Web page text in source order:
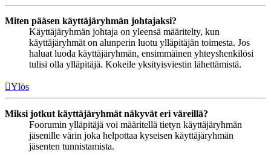
Miten pääsen käyttäjäryhmän johtajaksi?
Käyttäjäryhmän johtaja on yleensä määritelty, kun
käyttäjäryhmät on alunperin luotu ylläpitäjän toimesta. Jos
haluat luoda käyttäjäryhmän, ensimmäinen yhteyshenkilösi
tulisi olla ylläpitäjä. Kokeile yksityisviestin lähettämistä.
Ylös
Miksi jotkut käyttäjäryhmät näkyvät eri väreillä?
Foorumin ylläpitäjä voi määritellä tietyn käyttäjäryhmän
jäsenille värin joka helpottaa kyseisen käyttäjäryhmän
jäsenten tunnistamista.